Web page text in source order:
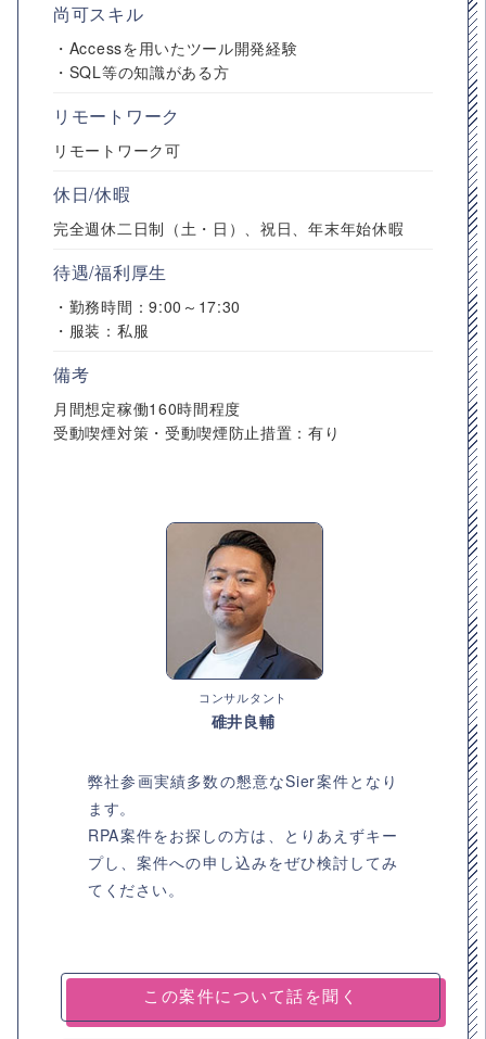
尚可スキル
・Accessを用いたツール開発経験
・SQL等の知識がある方
リモートワーク
リモートワーク可
休日/休暇
完全週休二日制（土・日）、祝日、年末年始休暇
待遇/福利厚生
・勤務時間：9:00～17:30
・服装：私服
備考
月間想定稼働160時間程度
受動喫煙対策・受動喫煙防止措置：有り
コンサルタント
碓井良輔
弊社参画実績多数の懇意なSier案件となり
ます。
RPA案件をお探しの方は、とりあえずキー
プし、案件への申し込みをぜひ検討してみ
てください。